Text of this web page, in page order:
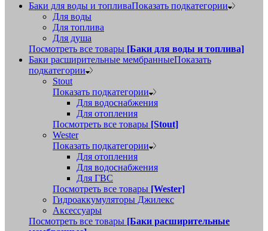
Баки для воды и топливаПоказать подкатегории
Для воды
Для топлива
Для душа
Посмотреть все товары [Баки для воды и топлива]
Баки расширительные мембранныеПоказать
подкатегории
Stout
Показать подкатегории
Для водоснабжения
Для отопления
Посмотреть все товары [Stout]
Wester
Показать подкатегории
Для отопления
Для водоснабжения
Для ГВС
Посмотреть все товары [Wester]
Гидроаккумуляторы Джилекс
Аксессуары
Посмотреть все товары [Баки расширительные